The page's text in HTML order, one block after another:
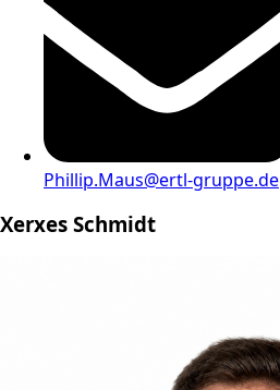
Phillip.Maus@ertl-gruppe.de
Xerxes Schmidt